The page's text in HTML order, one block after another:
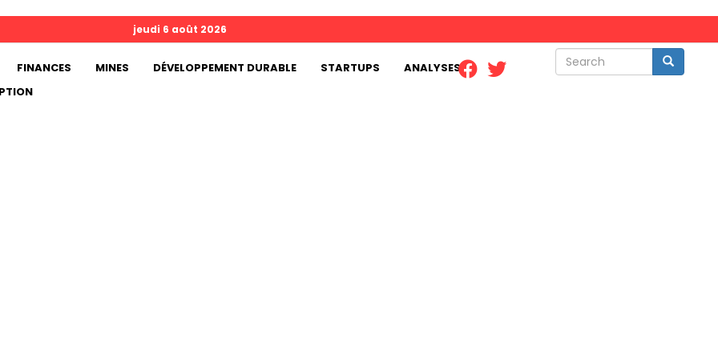
Search Search
jeudi 6 août 2026
FINANCES MINES DÉVELOPPEMENT DURABLE STARTUPS
ANALYSES